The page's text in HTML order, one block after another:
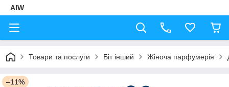
AIW
Товари та послуги Біт інший Жіноча парфумерія
–11%